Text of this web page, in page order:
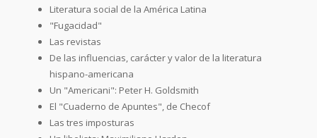
Literatura social de la América Latina
"Fugacidad"
Las revistas
De las influencias, carácter y valor de la literatura
hispano-americana
Un "Americani": Peter H. Goldsmith
El "Cuaderno de Apuntes", de Checof
Las tres imposturas